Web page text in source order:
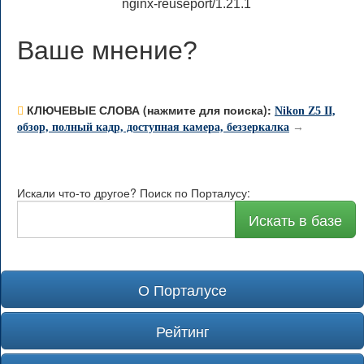
nginx-reuseport/1.21.1
Ваше мнение?
КЛЮЧЕВЫЕ СЛОВА (нажмите для поиска): Nikon Z5 II,
обзор, полный кадр, доступная камера, беззеркалка →
Искали что-то другое? Поиск по Порталусу:
Искать в базе
О Порталусе
Рейтинг